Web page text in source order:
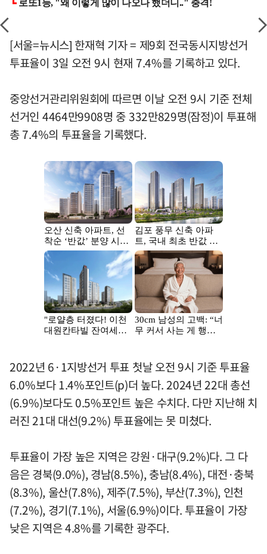
[서울=뉴시스] 한재혁 기자 = 제9회 전국동시지방선거
투표율이 3일 오전 9시 현재 7.4%를 기록하고 있다.
중앙선거관리위원회에 따르면 이날 오전 9시 기준 전체
선거인 4464만9908명 중 332만829명(잠정)이 투표해
총 7.4%의 투표율을 기록했다.
2022년 6·1지방선거 투표 첫날 오전 9시 기준 투표율
6.0%보다 1.4%포인트(p)더 높다. 2024년 22대 총선
(6.9%)보다도 0.5%포인트 높은 수치다. 다만 지난해 치
러진 21대 대선(9.2%) 투표율에는 못 미쳤다.
투표율이 가장 높은 지역은 강원·대구(9.2%)다. 그 다
음은 경북(9.0%), 경남(8.5%), 충남(8.4%), 대전·충북
(8.3%), 울산(7.8%), 제주(7.5%), 부산(7.3%), 인천
(7.2%), 경기(7.1%), 서울(6.9%)이다. 투표율이 가장
낮은 지역은 4.8%를 기록한 광주다.